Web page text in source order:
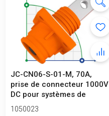
JC-CN06-S-01-M, 70A,
prise de connecteur 1000V
DC pour systèmes de
stockage d...
1050023